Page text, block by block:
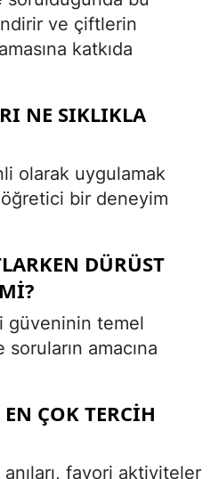
ve çiftlerin
katkıda
NE SIKLIKLA
olarak uygulamak
bir deneyim
DÜRÜST
güveninin temel
amacına
ÇOK TERCIH
favori aktiviteler